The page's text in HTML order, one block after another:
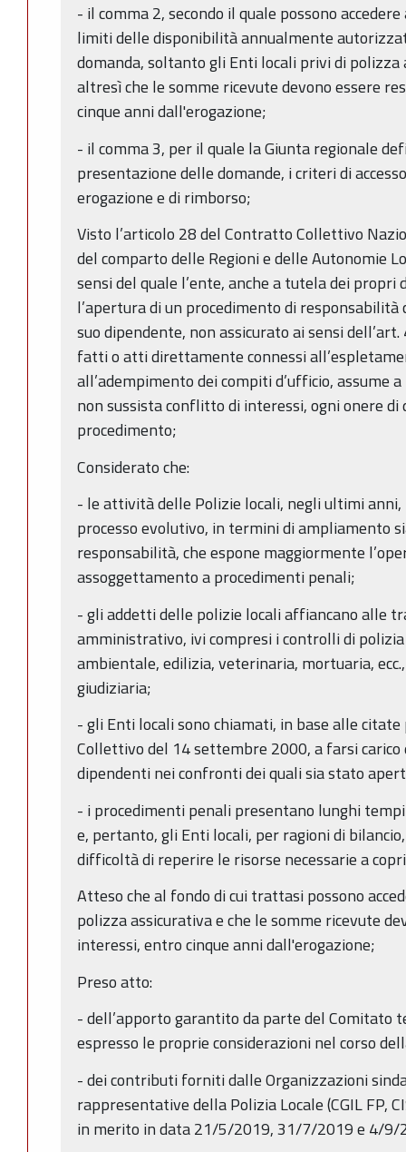
- il comma 2, secondo il quale possono
limiti delle disponibilità annualmente
domanda, soltanto gli Enti locali privi di polizza
altresì che le somme ricevute devono essere
cinque anni dall'erogazione;
- il comma 3, per il quale la Giunta regionale
presentazione delle domande, i criteri di
erogazione e di rimborso;
Visto l’articolo 28 del Contratto Collettivo
del comparto delle Regioni e delle Autonomie
sensi del quale l’ente, anche a tutela dei
l’apertura di un procedimento di
suo dipendente, non assicurato ai sensi
fatti o atti direttamente connessi
all’adempimento dei compiti d’ufficio, assume
non sussista conflitto di interessi, ogni onere di
procedimento;
Considerato che:
- le attività delle Polizie locali, negli ultimi
processo evolutivo, in termini di ampliamento
responsabilità, che espone maggiormente
assoggettamento a procedimenti penali;
- gli addetti delle polizie locali affiancano alle
amministrativo, ivi compresi i controlli di
ambientale, edilizia, veterinaria, mortuaria,
giudiziaria;
- gli Enti locali sono chiamati, in base alle
Collettivo del 14 settembre 2000, a farsi
dipendenti nei confronti dei quali sia stato
- i procedimenti penali presentano lunghi
e, pertanto, gli Enti locali, per ragioni di
difficoltà di reperire le risorse necessarie a
Atteso che al fondo di cui trattasi possono
polizza assicurativa e che le somme ricevute
interessi, entro cinque anni dall'erogazione;
Preso atto:
- dell’apporto garantito da parte del Comitato
espresso le proprie considerazioni nel corso
- dei contributi forniti dalle Organizzazioni
rappresentative della Polizia Locale (CGIL FP,
in merito in data 21/5/2019, 31/7/2019 e 4/9/